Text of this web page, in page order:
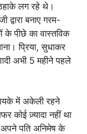
लग रहे थे।
द्वारा बनाए गरम-
पीछे का वास्तविक
प्रिया, सुधाकर
अभी 5 महीने पहले
में अकेली रहने
कोई ज़्यादा नहीं था
अपने पति अनिमेष के